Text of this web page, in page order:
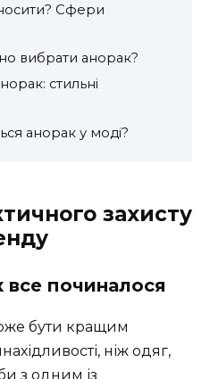
Сфери
вибрати анорак?
стильні
анорак у моді?
захисту
все починалося
бути кращим
ніж одяг,
з одним із